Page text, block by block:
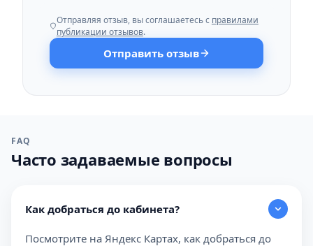
Отправляя отзыв, вы соглашаетесь с правилами
публикации отзывов.
Отправить отзыв
FAQ
Часто задаваемые вопросы
Как добраться до кабинета?
Посмотрите на Яндекс Картах, как добраться до